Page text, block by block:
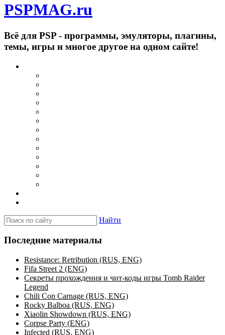
PSPMAG.ru
Всё для PSP - программы, эмуляторы, плагины,
темы, игры и многое другое на одном сайте!
Найти
Последние материалы
Resistance: Retribution (RUS, ENG)
Fifa Street 2 (ENG)
Секреты прохождения и чит-коды игры Tomb Raider
Legend
Chili Con Carnage (RUS, ENG)
Rocky Balboa (RUS, ENG)
Xiaolin Showdown (RUS, ENG)
Corpse Party (ENG)
Infected (RUS, ENG)